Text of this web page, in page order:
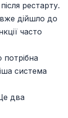
рестарту.
дійшло до
часто
система
два